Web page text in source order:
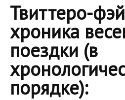
Твиттеро-
хроника
поездки (в
порядке):